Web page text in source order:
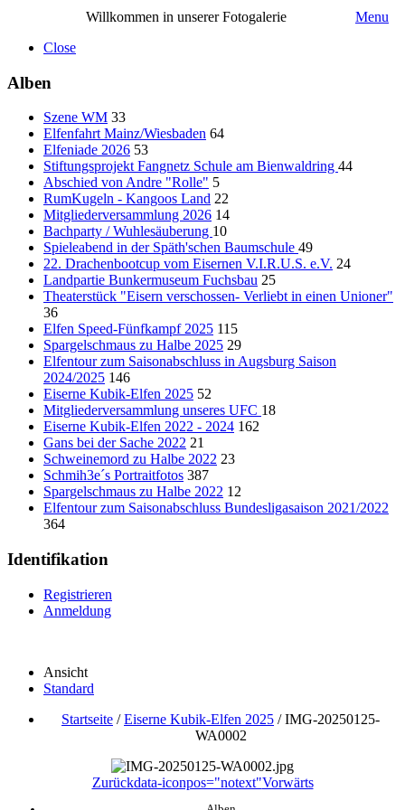
Willkommen in unserer Fotogalerie
Menu
Close
Alben
Szene WM 33
Elfenfahrt Mainz/Wiesbaden 64
Elfeniade 2026 53
Stiftungsprojekt Fangnetz Schule am Bienwaldring 44
Abschied von Andre "Rolle" 5
RumKugeln - Kangoos Land 22
Mitgliederversammlung 2026 14
Bachparty / Wuhlesäuberung 10
Spieleabend in der Späth'schen Baumschule 49
22. Drachenbootcup vom Eisernen V.I.R.U.S. e.V. 24
Landpartie Bunkermuseum Fuchsbau 25
Theaterstück "Eisern verschossen- Verliebt in einen Unioner"
36
Elfen Speed-Fünfkampf 2025 115
Spargelschmaus zu Halbe 2025 29
Elfentour zum Saisonabschluss in Augsburg Saison
2024/2025 146
Eiserne Kubik-Elfen 2025 52
Mitgliederversammlung unseres UFC 18
Eiserne Kubik-Elfen 2022 - 2024 162
Gans bei der Sache 2022 21
Schweinemord zu Halbe 2022 23
Schmih3e´s Portraitfotos 387
Spargelschmaus zu Halbe 2022 12
Elfentour zum Saisonabschluss Bundesligasaison 2021/2022
364
Identifikation
Registrieren
Anmeldung
Ansicht
Standard
Startseite /Eiserne Kubik-Elfen 2025 /IMG-20250125-
WA0002
Zurückdata-iconpos="notext"Vorwärts